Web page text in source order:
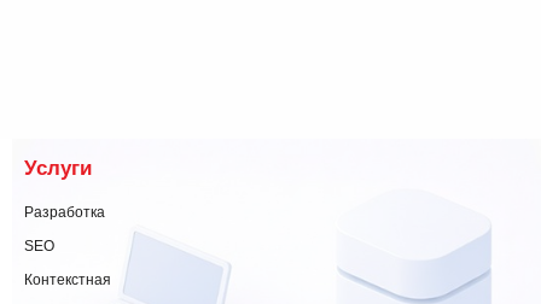
Услуги
Разработка
SEO
Контекстная